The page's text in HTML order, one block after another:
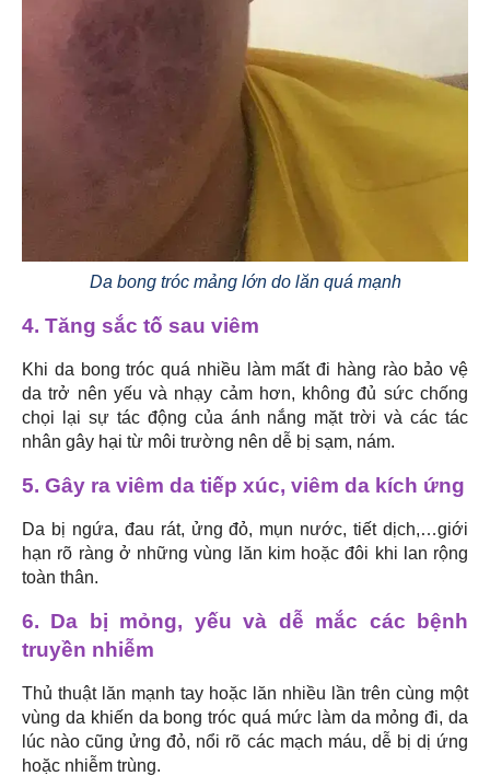
Da bong tróc mảng lớn do lăn quá mạnh
4. Tăng sắc tố sau viêm
Khi da bong tróc quá nhiều làm mất đi hàng rào bảo vệ
da trở nên yếu và nhạy cảm hơn, không đủ sức chống
chọi lại sự tác động của ánh nắng mặt trời và các tác
nhân gây hại từ môi trường nên dễ bị sạm, nám.
5. Gây ra viêm da tiếp xúc, viêm da kích ứng
Da bị ngứa, đau rát, ửng đỏ, mụn nước, tiết dịch,…giới
hạn rõ ràng ở những vùng lăn kim hoặc đôi khi lan rộng
toàn thân.
6. Da bị mỏng, yếu và dễ mắc các bệnh
truyền nhiễm
Thủ thuật lăn mạnh tay hoặc lăn nhiều lần trên cùng một
vùng da khiến da bong tróc quá mức làm da mỏng đi, da
lúc nào cũng ửng đỏ, nổi rõ các mạch máu, dễ bị dị ứng
hoặc nhiễm trùng.